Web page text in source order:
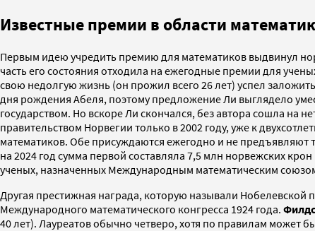
Известные премии в области
Первым идею учредить премию для математиков выдвинул
часть его состояния отходила на ежегодные премии для
свою недолгую жизнь (он прожил всего 26 лет) успел
дня рождения Абеля, поэтому предложение Ли выглядело
государством. Но вскоре Ли скончался, без автора сошла на
правительством Норвегии только в 2002 году, уже к
математиков. Обе присуждаются ежегодно и не предъявляют
на 2024 год сумма первой составляла 7,5 млн норвежских
ученых, назначенных Международным математическим
Другая престижная награда, которую называли Нобелевской
Международного математического конгресса 1924 года.
40 лет). Лауреатов обычно четверо, хотя по правилам может